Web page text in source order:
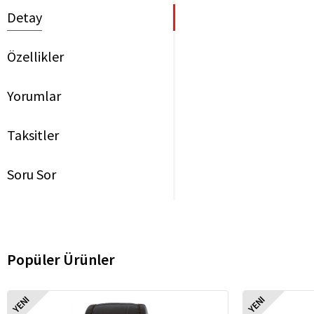
Detay
Özellikler
Yorumlar
Taksitler
Soru Sor
Popüler Ürünler
YENI YENI